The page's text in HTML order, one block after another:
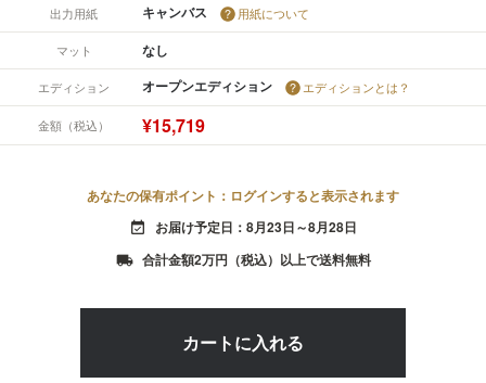
出力用紙 キャンバス 用紙について
マット なし
エディション オープンエディション エディションとは？
金額（税込） ¥15,719
あなたの保有ポイント：ログインすると表示されます
event_available お届け予定日：8月23日～8月28日
local_shipping 合計金額2万円（税込）以上で送料無料